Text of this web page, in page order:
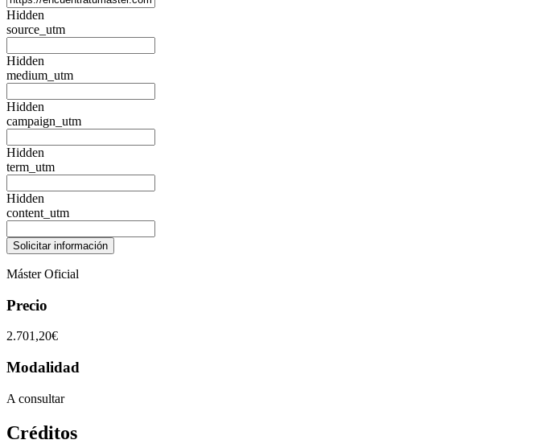
Hidden
source_utm
Hidden
medium_utm
Hidden
campaign_utm
Hidden
term_utm
Hidden
content_utm
Máster Oficial
Precio
2.701,20€
Modalidad
A consultar
Créditos